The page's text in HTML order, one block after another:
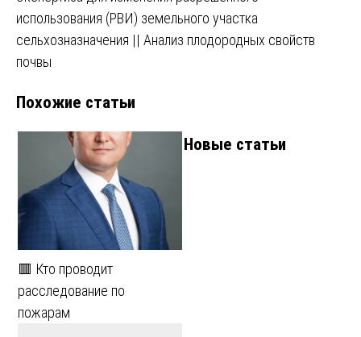
использования (РВИ) земельного участка
сельхозназначения || Анализ плодородных свойств
почвы
Похожие статьи
🟥 Кто проводит
расследование по
пожарам
Новые статьи